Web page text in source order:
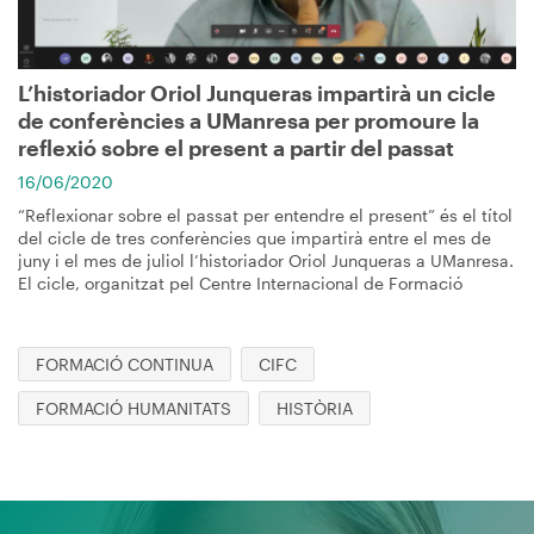
L’historiador Oriol Junqueras impartirà un cicle
de conferències a UManresa per promoure la
reflexió sobre el present a partir del passat
16/06/2020
“Reflexionar sobre el passat per entendre el present” és el títol
del cicle de tres conferències que impartirà entre el mes de
juny i el mes de juliol l’historiador Oriol Junqueras a UManresa.
El cicle, organitzat pel Centre Internacional de Formació
FORMACIÓ CONTINUA CIFC
FORMACIÓ HUMANITATS HISTÒRIA